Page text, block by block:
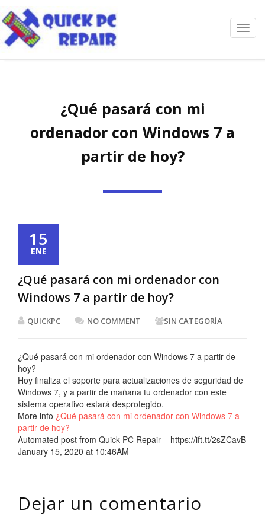
¿Qué pasará con mi
ordenador con Windows 7 a
partir de hoy?
15
ENE
¿Qué pasará con mi ordenador con
Windows 7 a partir de hoy?
QUICKPC NO COMMENT SIN CATEGORÍA
¿Qué pasará con mi ordenador con Windows 7 a partir de
hoy?
Hoy finaliza el soporte para actualizaciones de seguridad de
Windows 7, y a partir de mañana tu ordenador con este
sistema operativo estará desprotegido.
More info ¿Qué pasará con mi ordenador con Windows 7 a
partir de hoy?
Automated post from Quick PC Repair – https://ift.tt/2sZCavB
January 15, 2020 at 10:46AM
Dejar un comentario